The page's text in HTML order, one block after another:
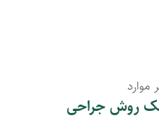
روش جراحی